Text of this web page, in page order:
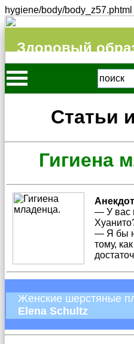
hygiene/body/body_z57.phtml
Здоровый
Статьи
Гигиена
— У вас
— Я бы
тому,
Женские шерстяные
Elena Schultz